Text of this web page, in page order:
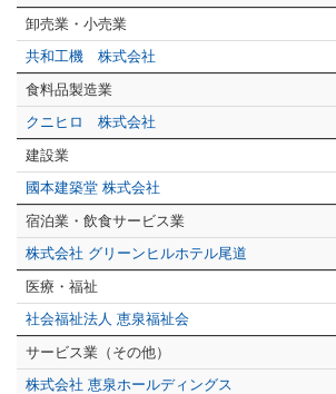
卸売業・小売業
共和工機 株式会社
食料品製造業
クニヒロ 株式会社
建設業
國本建築堂 株式会社
宿泊業・飲食サービス業
株式会社 グリーンヒルホテル尾道
医療・福祉
社会福祉法人 恵泉福祉会
サービス業（その他）
株式会社 恵泉ホールディングス